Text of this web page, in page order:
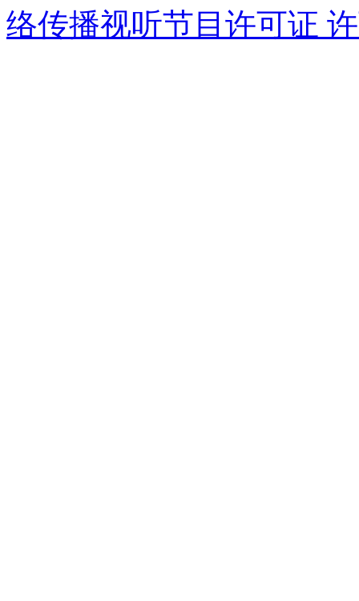
络传播视听节目许可证